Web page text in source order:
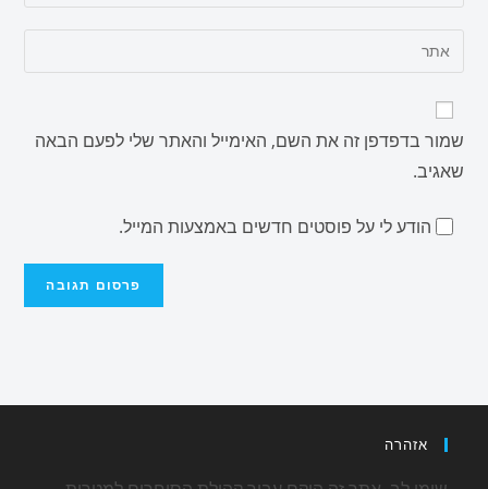
שמור בדפדפן זה את השם, האימייל והאתר שלי לפעם הבאה
שאגיב.
הודע לי על פוסטים חדשים באמצעות המייל.
אזהרה